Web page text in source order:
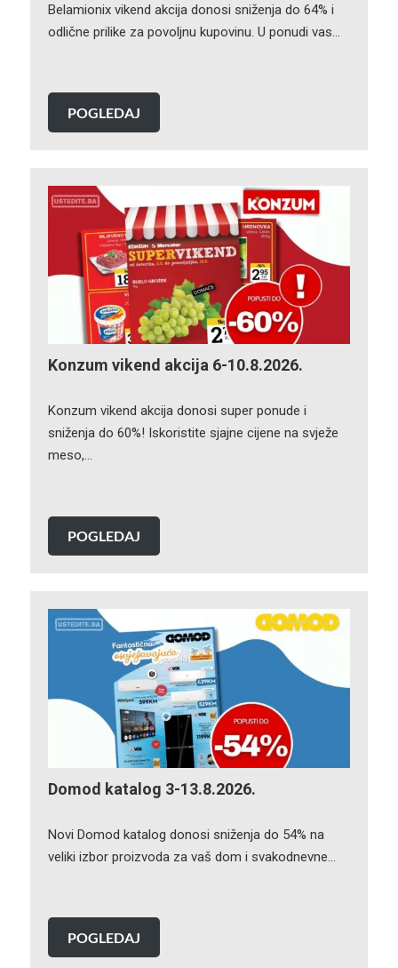
Belamionix vikend akcija donosi sniženja do 64% i
odlične prilike za povoljnu kupovinu. U ponudi vas…
POGLEDAJ
Konzum vikend akcija 6-10.8.2026.
Konzum vikend akcija donosi super ponude i
sniženja do 60%! Iskoristite sjajne cijene na svježe
meso,…
POGLEDAJ
Domod katalog 3-13.8.2026.
Novi Domod katalog donosi sniženja do 54% na
veliki izbor proizvoda za vaš dom i svakodnevne…
POGLEDAJ